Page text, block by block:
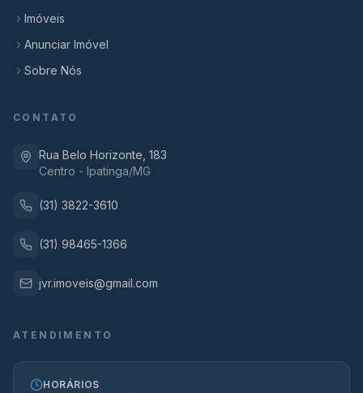
Imóveis
Anunciar Imóvel
Sobre Nós
CONTATO
Rua Belo Horizonte, 183
Centro - Ipatinga/MG
(31) 3822-3610
(31) 98465-1366
jvr.imoveis@gmail.com
ATENDIMENTO
HORÁRIOS